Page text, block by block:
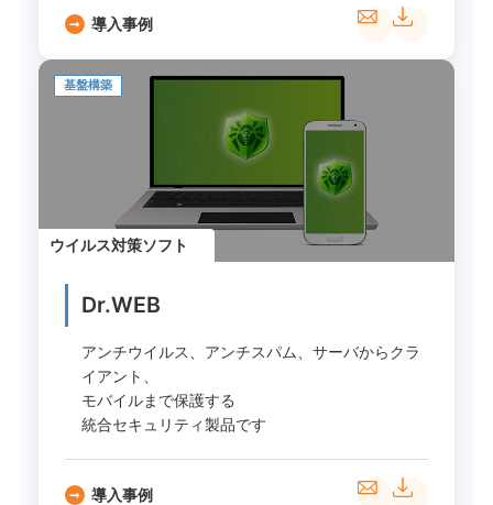
導入事例
基盤構築
ウイルス対策ソフト
Dr.WEB
アンチウイルス、アンチスパム、サーバからクラ
イアント、
モバイルまで保護する
統合セキュリティ製品です
導入事例